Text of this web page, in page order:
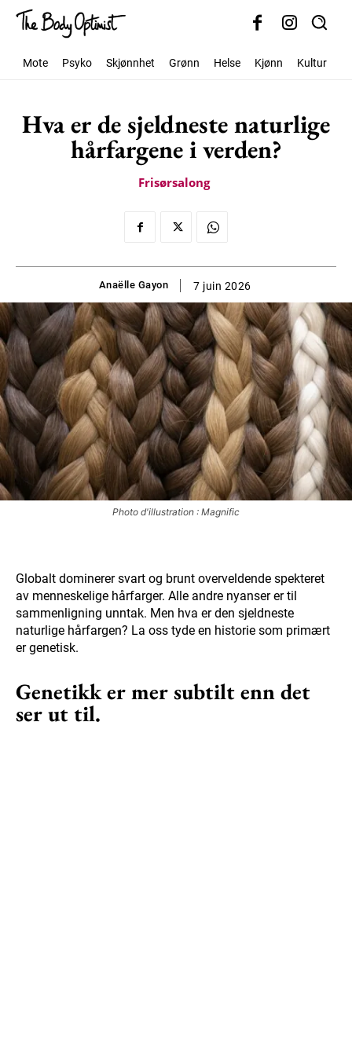
Mote Psyko Skjønnhet Grønn Helse Kjønn Kultur
Hva er de sjeldneste naturlige
hårfargene i verden?
Frisørsalong
Anaëlle Gayon 7 juin 2026
Photo d'illustration : Magnific
Globalt dominerer svart og brunt overveldende spekteret
av menneskelige hårfarger. Alle andre nyanser er til
sammenligning unntak. Men hva er den sjeldneste
naturlige hårfargen? La oss tyde en historie som primært
er genetisk.
Genetikk er mer subtilt enn det
ser ut til.